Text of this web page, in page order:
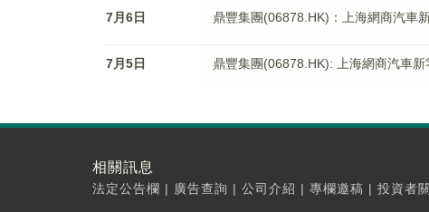
7月6日 鼎豐集團(06878.HK)：上海網商汽車
7月5日 鼎豐集團(06878.HK): 上海網商汽車
相關訊息
法定公告欄 | 廣告查詢 | 公司介紹 | 專欄邀稿 | 投資者